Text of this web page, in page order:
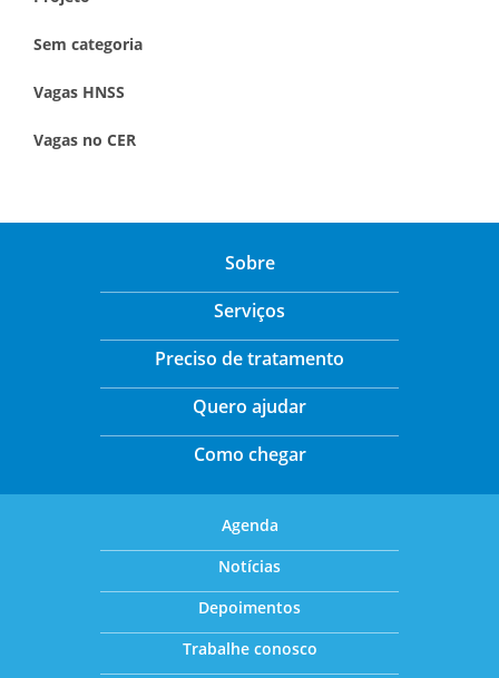
Sem categoria
Vagas HNSS
Vagas no CER
Sobre
Serviços
Preciso de tratamento
Quero ajudar
Como chegar
Agenda
Notícias
Depoimentos
Trabalhe conosco